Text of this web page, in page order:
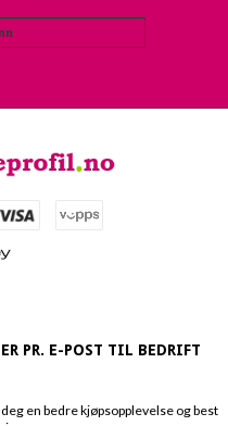
PR. E-POST TIL BEDRIFT
en bedre kjøpsopplevelse og best